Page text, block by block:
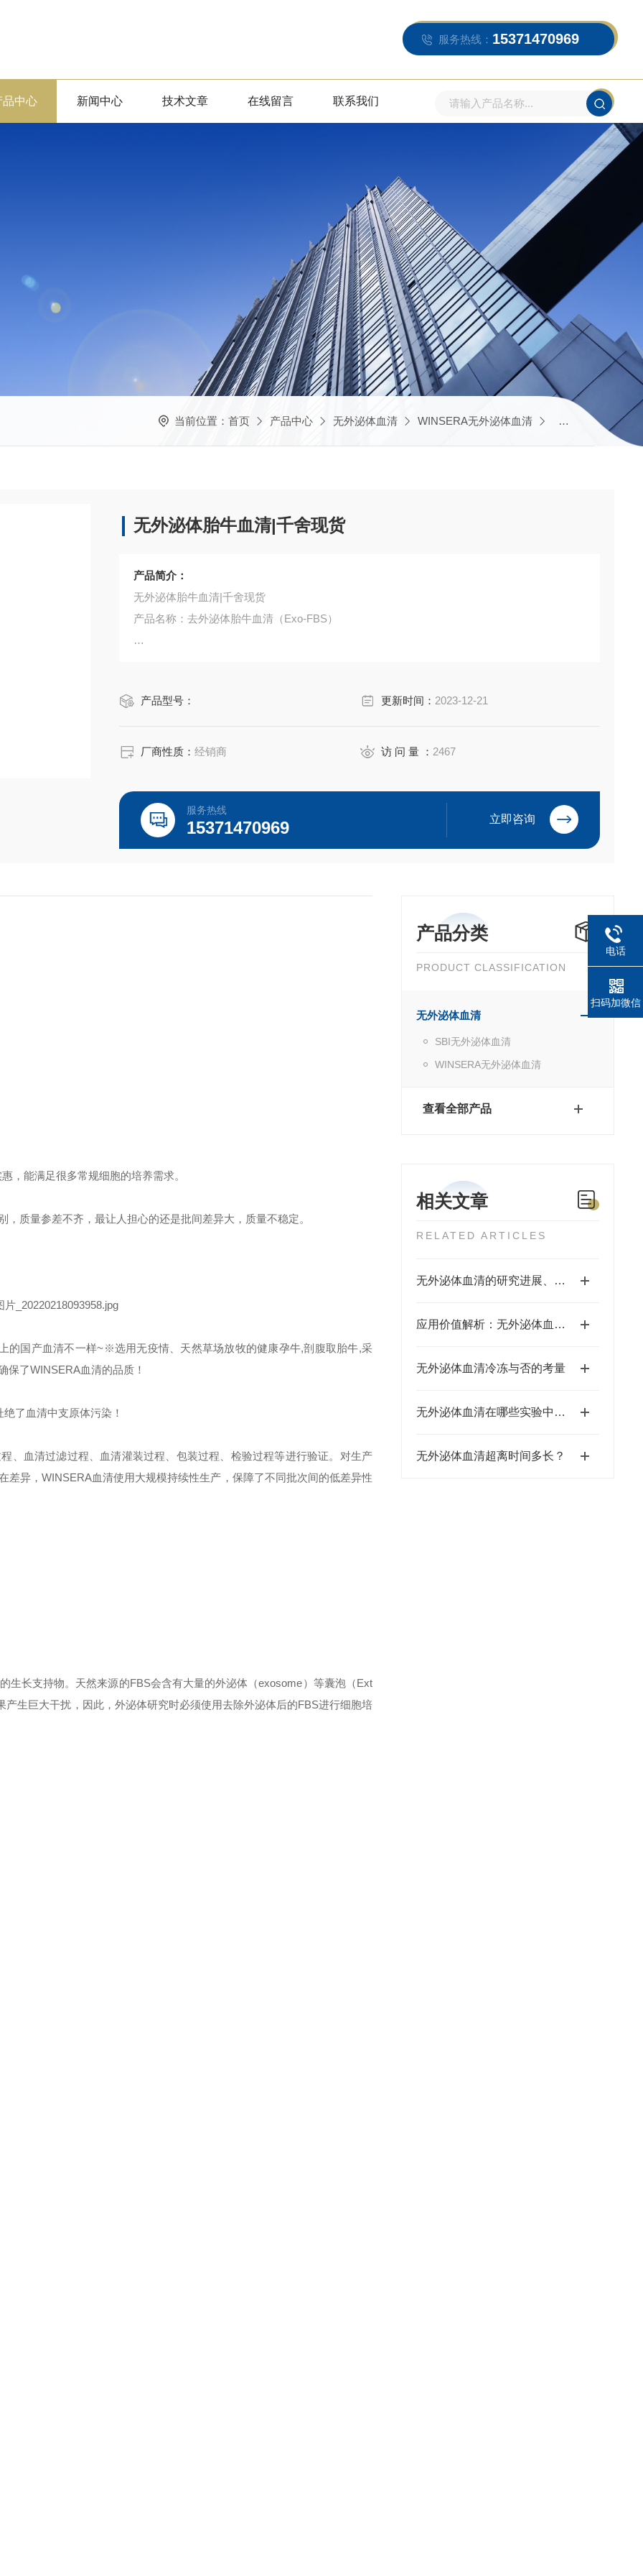
服务热线： 15371470969
品中心 新闻中心 技术文章 在线留言 联系我们
当前位置： 首页 产品中心 无外泌体血清 WINSERA无外泌体血清 无外泌体胎牛血
无外泌体胎牛血清|千舍现货
产品简介：
无外泌体胎牛血清|千舍现货
产品名称：去外泌体胎牛血清（Exo-FBS）
品牌：winsera
货国内科研实验室使用比较普遍，价格相对实惠，能满足很多常规细胞的培养需求。
相对而言，国产品牌血清由于采血的不可控性和生产工艺的差别，质量参差不齐，最让人担心
的还是批间差异大，质量不稳定。
产品型号： 更新时间： 2023-12-21
厂商性质：经销商 访 问 量 ： 2467
服务热线
15371470969 立即咨询
产品分类
PRODUCT CLASSIFICATION
无外泌体血清
SBI无外泌体血清
WINSERA无外泌体血清
查看全部产品
相关文章
RELATED ARTICLES
无外泌体血清的研究进展、实验技术及专用试剂应用概述
应用价值解析：无外泌体血清在细胞外泌体研究中的核心作用
无外泌体血清冷冻与否的考量
无外泌体血清在哪些实验中应用？
无外泌体血清超离时间多长？
，能满足很多常规细胞的培养需求。
质量参差不齐，最让人担心的还是批间差异大，质量不稳定。
的国产血清不一样~ ※选用无疫情、天然草场放牧的健康孕牛,剖腹取胎牛,采
保了WINSERA血清的品质！
了血清中支原体污染！
、血清过滤过程、血清灌装过程、包装过程、检验过程等进行验证。对生产
差异，WINSERA血清使用大规模持续性生产，保障了不同批次间的低差异性
生长支持物。天然来源的FBS会含有大量的外泌体（exosome）等囊泡（Ext
产生巨大干扰，因此，外泌体研究时必须使用去除外泌体后的FBS进行细胞培
电话
扫码加微信